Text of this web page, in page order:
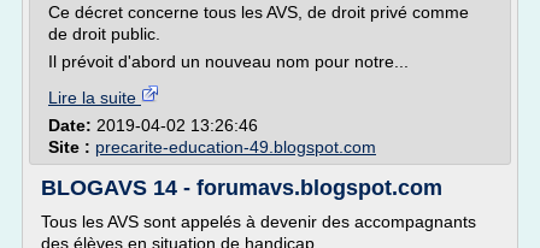
Ce décret concerne tous les AVS, de droit privé comme
de droit public.
Il prévoit d'abord un nouveau nom pour notre...
Lire la suite
Date: 2019-04-02 13:26:46
Site : precarite-education-49.blogspot.com
BLOGAVS 14 - forumavs.blogspot.com
Tous les AVS sont appelés à devenir des accompagnants
des élèves en situation de handicap